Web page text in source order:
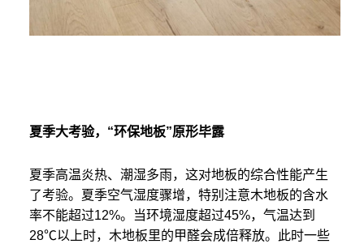
夏季大考验，“环保地板”原形毕露
夏季高温炎热、潮湿多雨，这对地板的综合性能产生
了考验。夏季空气湿度骤增，特别注意木地板的含水
率不能超过12%。当环境湿度超过45%，气温达到
28℃以上时，木地板里的甲醛会成倍释放。此时一些